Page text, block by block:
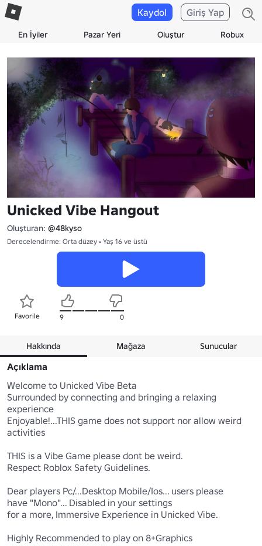
En İyiler Pazar Yeri Oluştur Robux
Kaydol Giriş Yap
Unicked Vibe Hangout
Oluşturan: @48kyso
Derecelendirme: Orta düzey • Yaş 16 ve üstü
Favorile 9 0
Hakkında Mağaza Sunucular
Açıklama
Welcome to Unicked Vibe Beta
Surrounded by connecting and bringing a relaxing
experience
Enjoyable!...THIS game does not support nor allow weird
activities
THIS is a Vibe Game please dont be weird.
Respect Roblox Safety Guidelines.
Dear players Pc/...Desktop Mobile/Ios... users please
have "Mono"... Disabled in your settings
for a more, Immersive Experience in Unicked Vibe.
Highly Recommended to play on 8+Graphics